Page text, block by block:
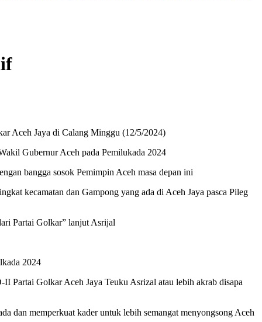
Aceh Jaya di Calang Minggu (12/5/2024)
Gubernur Aceh pada Pemilukada 2024
bangga sosok Pemimpin Aceh masa depan ini
kecamatan dan Gampong yang ada di Aceh Jaya pasca Pileg
Partai Golkar” lanjut Asrijal
2024
Partai Golkar Aceh Jaya Teuku Asrizal atau lebih akrab disapa
dan memperkuat kader untuk lebih semangat menyongsong Aceh